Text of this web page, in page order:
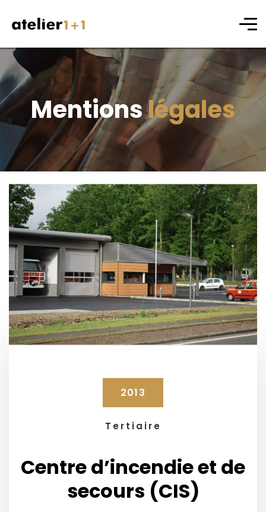
Mentionslégales
2013
Tertiaire
Centre d’incendie et de
secours (CIS)